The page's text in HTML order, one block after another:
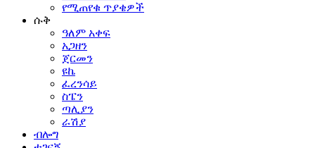
የሚጠየቁ ጥያቄዎች
ሱቅ
ዓለም አቀፍ
አጋዘን
ጀርመን
ዩኬ
ፈረንሳይ
ስፔን
ጣሊያን
ራሽያ
ብሎግ